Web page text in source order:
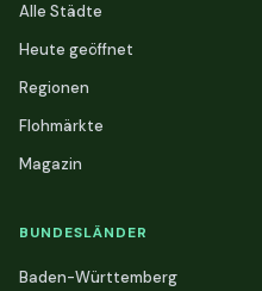
Alle Städte
Heute geöffnet
Regionen
Flohmärkte
Magazin
BUNDESLÄNDER
Baden-Württemberg